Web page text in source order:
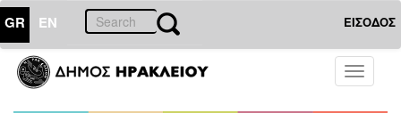
GR EN ΕΙΣΟΔΟΣ
Toggle
ΔΗΜΟΣ
Δελτία